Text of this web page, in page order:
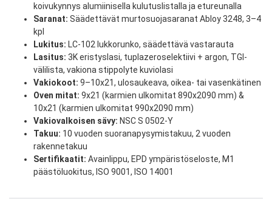
koivukynnys alumiinisella kulutuslistalla ja etureunalla
Saranat: Säädettävät murtosuojasaranat Abloy 3248, 3–4
kpl
Lukitus: LC-102 lukkorunko, säädettävä vastarauta
Lasitus: 3K eristyslasi, tuplazeroselektiivi + argon, TGI-
välilista, vakiona stippolyte kuviolasi
Vakiokoot: 9–10x21, ulosaukeava, oikea- tai vasenkätinen
Oven mitat: 9x21 (karmien ulkomitat 890x2090 mm) &
10x21 (karmien ulkomitat 990x2090 mm)
Vakiovalkoisen sävy: NSC S 0502-Y
Takuu: 10 vuoden suoranapysymistakuu, 2 vuoden
rakennetakuu
Sertifikaatit: Avainlippu, EPD ympäristöseloste, M1
päästöluokitus, ISO 9001, ISO 14001